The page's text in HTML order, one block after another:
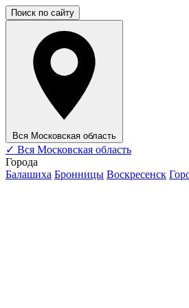
Поиск по сайту
Вся Московская область
✓ Вся Московская область
Города
Балашиха Бронницы Воскресенск